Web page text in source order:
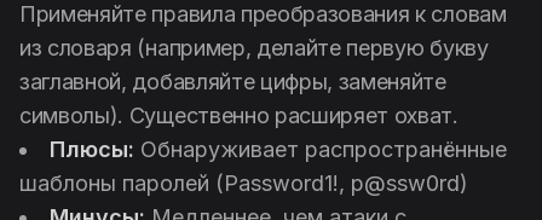
Применяйте правила преобразования к словам
из словаря (например, делайте первую букву
заглавной, добавляйте цифры, заменяйте
символы). Существенно расширяет охват.
Плюсы: Обнаруживает распространённые
шаблоны паролей (Password1!, p@ssw0rd)